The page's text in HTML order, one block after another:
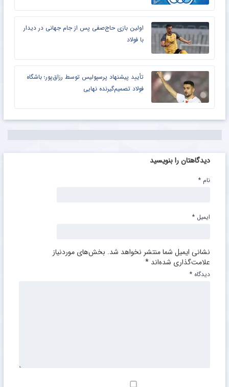
اولین بازی حاج‌صفی پس از جام جهانی در دیدار
با فولاد
تأیید پیشنهاد پرسپولیس توسط رزاق‌پور؛ باشگاه
فولاد تصمیم‌گیرنده نهایی
دیدگاهتان را بنویسید
نشانی ایمیل شما منتشر نخواهد شد. بخش‌های موردنیاز
علامت‌گذاری شده‌اند *
دیدگاه *
نام *
ایمیل *